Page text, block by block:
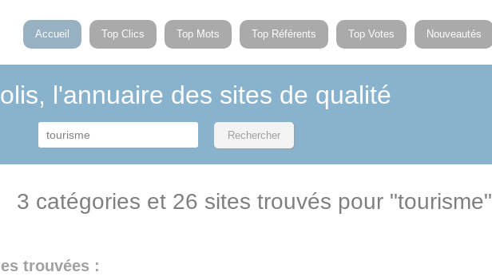
Accueil Top Clics Top Mots Top Référents Top Votes Nouveautés
l'annuaire des sites de qualité
3 catégories et 26 sites trouvés pour "tourisme"
trouvées :